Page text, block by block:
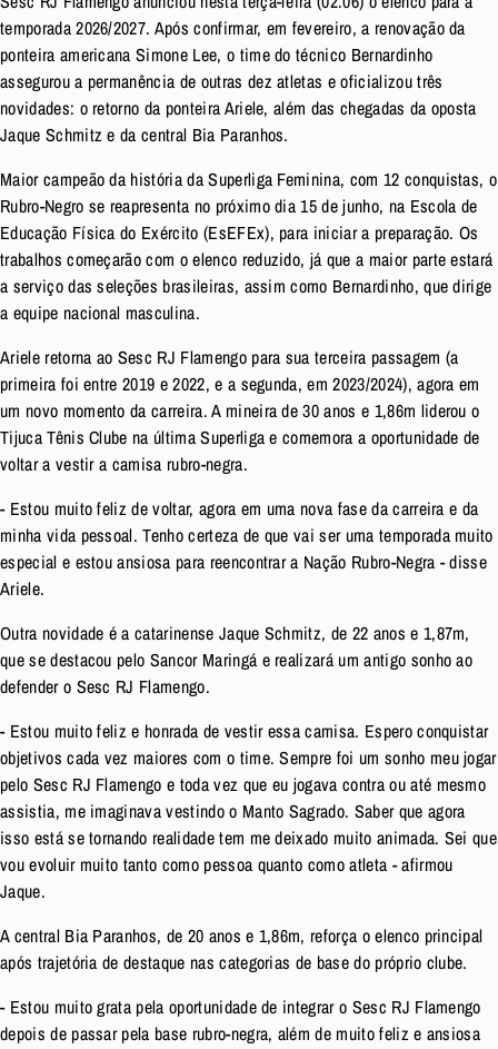
temporada 2026/2027. Após confirmar, em fevereiro, a renovação da
ponteira americana Simone Lee, o time do técnico Bernardinho
assegurou a permanência de outras dez atletas e oficializou três
novidades: o retorno da ponteira Ariele, além das chegadas da oposta
Jaque Schmitz e da central Bia Paranhos.
Maior campeão da história da Superliga Feminina, com 12 conquistas, o
Rubro-Negro se reapresenta no próximo dia 15 de junho, na Escola de
Educação Física do Exército (EsEFEx), para iniciar a preparação. Os
trabalhos começarão com o elenco reduzido, já que a maior parte estará
a serviço das seleções brasileiras, assim como Bernardinho, que dirige
a equipe nacional masculina.
Ariele retorna ao Sesc RJ Flamengo para sua terceira passagem (a
primeira foi entre 2019 e 2022, e a segunda, em 2023/2024), agora em
um novo momento da carreira. A mineira de 30 anos e 1,86m liderou o
Tijuca Tênis Clube na última Superliga e comemora a oportunidade de
voltar a vestir a camisa rubro-negra.
- Estou muito feliz de voltar, agora em uma nova fase da carreira e da
minha vida pessoal. Tenho certeza de que vai ser uma temporada muito
especial e estou ansiosa para reencontrar a Nação Rubro-Negra - disse
Ariele.
Outra novidade é a catarinense Jaque Schmitz, de 22 anos e 1,87m,
que se destacou pelo Sancor Maringá e realizará um antigo sonho ao
defender o Sesc RJ Flamengo.
- Estou muito feliz e honrada de vestir essa camisa. Espero conquistar
objetivos cada vez maiores com o time. Sempre foi um sonho meu jogar
pelo Sesc RJ Flamengo e toda vez que eu jogava contra ou até mesmo
assistia, me imaginava vestindo o Manto Sagrado. Saber que agora
isso está se tornando realidade tem me deixado muito animada. Sei que
vou evoluir muito tanto como pessoa quanto como atleta - afirmou
Jaque.
A central Bia Paranhos, de 20 anos e 1,86m, reforça o elenco principal
após trajetória de destaque nas categorias de base do próprio clube.
- Estou muito grata pela oportunidade de integrar o Sesc RJ Flamengo
depois de passar pela base rubro-negra, além de muito feliz e ansiosa